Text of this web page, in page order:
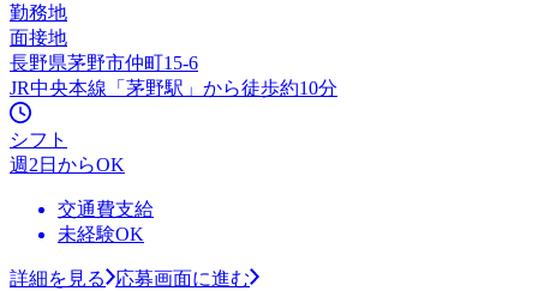
勤務地
面接地
長野県茅野市仲町15-6
JR中央本線「茅野駅」から徒歩約10分
シフト
週2日からOK
交通費支給
未経験OK
詳細を見る
応募画面に進む